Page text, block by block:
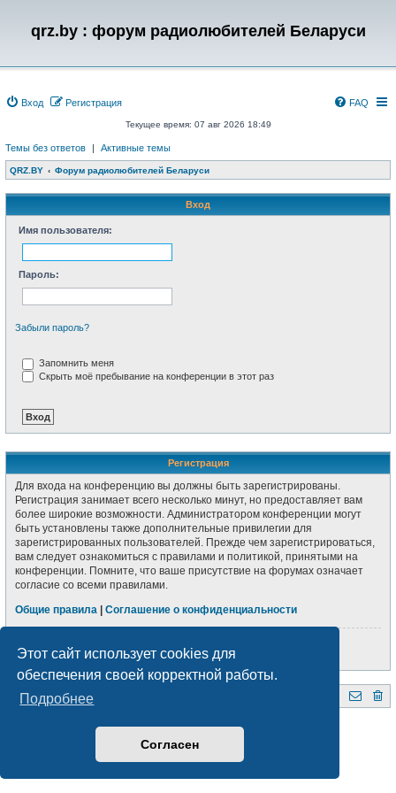
Этот сайт использует cookies для
обеспечения своей корректной работы.
Подробнее
Согласен
qrz.by : форум радиолюбителей Беларуси
Вход Регистрация FAQ
Текущее время: 07 авг 2026 18:49
Темы без ответов | Активные темы
QRZ.BY Форум радиолюбителей Беларуси
Вход
Имя пользователя:
Пароль:
Забыли пароль?
Запомнить меня
Скрыть моё пребывание на конференции в этот раз
Регистрация
Для входа на конференцию вы должны быть зарегистрированы.
Регистрация занимает всего несколько минут, но предоставляет вам
более широкие возможности. Администратором конференции могут
быть установлены также дополнительные привилегии для
зарегистрированных пользователей. Прежде чем зарегистрироваться,
вам следует ознакомиться с правилами и политикой, принятыми на
конференции. Помните, что ваше присутствие на форумах означает
согласие со всеми правилами.
Общие правила
Соглашение о конфиденциальности
Регистрация
QRZ.BY Форум радиолюбителей Беларуси
Русская поддержка phpBB
Конфиденциальность|Правила